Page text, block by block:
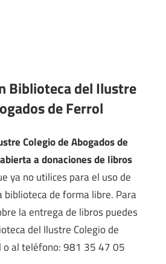
Biblioteca del Ilustre
de Ferrol
Colegio de Abogados de
a donaciones de libros
ya no utilices para el uso de
biblioteca de forma libre. Para
la entrega de libros puedes
del Ilustre Colegio de
o al teléfono: 981 35 47 05